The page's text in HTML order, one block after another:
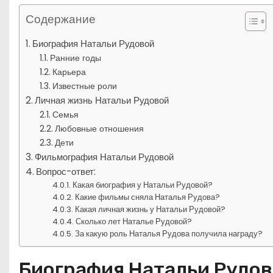
Содержание
Биография Натальи Рудовой
Ранние годы
Карьера
Известные роли
Личная жизнь Натальи Рудовой
Семья
Любовные отношения
Дети
Фильмография Натальи Рудовой
Вопрос-ответ:
Какая биография у Натальи Рудовой?
Какие фильмы сняла Наталья Рудова?
Какая личная жизнь у Натальи Рудовой?
Сколько лет Наталье Рудовой?
За какую роль Наталья Рудова получила награду?